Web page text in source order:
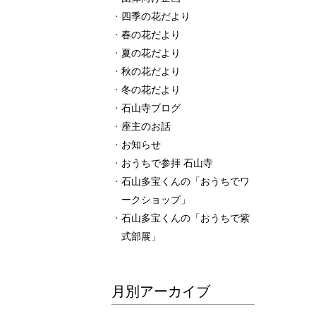
四季の花だより
春の花だより
夏の花だより
秋の花だより
冬の花だより
石山寺ブログ
座主のお話
お知らせ
おうちで参拝 石山寺
石山多宝くんの「おうちでワ
ークショップ」
石山多宝くんの「おうちで紫
式部展」
月別アーカイブ